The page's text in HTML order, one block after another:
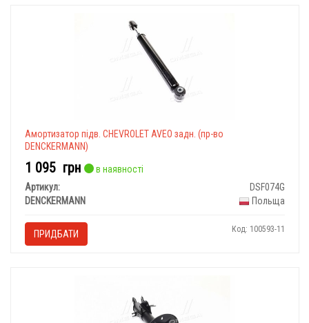
Амортизатор підв. CHEVROLET AVEO задн. (пр-во
DENCKERMANN)
1 095 грн
в наявності
Артикул:
DSF074G
DENCKERMANN
Польща
ПРИДБАТИ Код: 100593-11